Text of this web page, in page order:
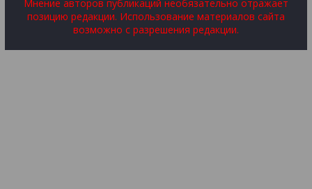
Мнение авторов публикаций необязательно отражает
позицию редакции. Использование материалов сайта
возможно с разрешения редакции.